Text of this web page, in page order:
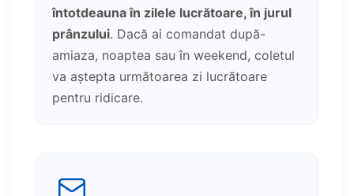
întotdeauna în zilele lucrătoare, în jurul
prânzului. Dacă ai comandat după-
amiaza, noaptea sau în weekend, coletul
va aștepta următoarea zi lucrătoare
pentru ridicare.